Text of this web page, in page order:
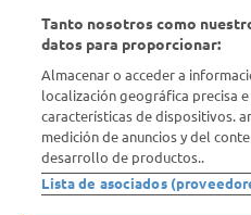
Conocenos
Info útil
Comprá Online
Tanto nosotros como
datos para proporcionar:
Almacenar o acceder a
localización geográfica precisa
características de dispositivos.
medición de anuncios y del
desarrollo de productos..
Lista de asociados